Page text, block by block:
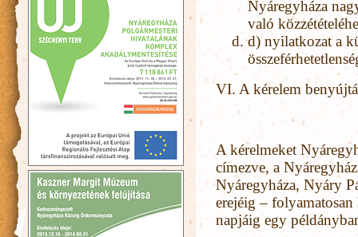
Nyáregyháza
való
d) nyilatkozat a
VI. A kérelem
A kérelmeket
címezve, a
Nyáregyháza, Nyáry
erejéig –
napjáig egy